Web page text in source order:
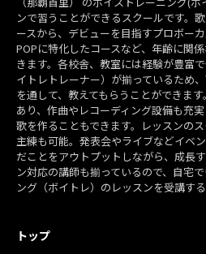
ンで習うことができるスクールです。
ースから、デビューを目指すプロボー
POPに特化したコースなど、年齢に関
きます。各校舎、教室には経験が豊富
イトレトレーナー）が揃っているため
を通して、教えてもらうことができま
あり、作曲やレコーディング設備も充
歌を作ることもできます。レッスンの
主練も可能。発表会やライブなどイベ
だことをアウトプットしながら、成長
ン対応の講師も揃っているので、自宅
ング（ボイトレ）のレッスンを受講する
トップ